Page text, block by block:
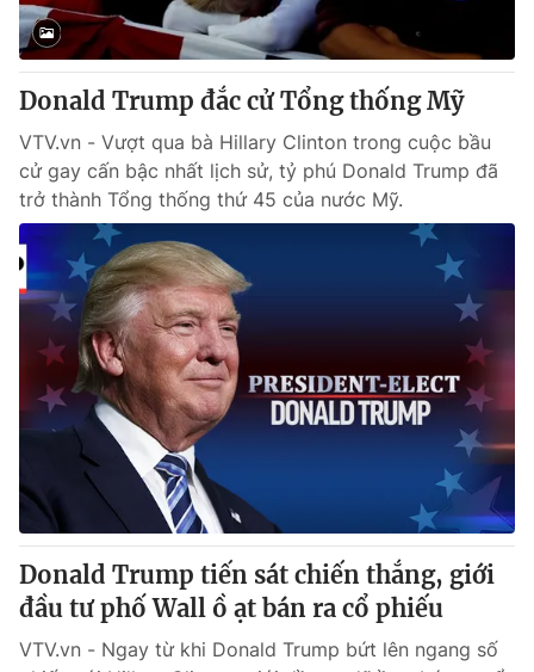
Donald Trump đắc cử Tổng thống Mỹ
VTV.vn - Vượt qua bà Hillary Clinton trong cuộc bầu
cử gay cấn bậc nhất lịch sử, tỷ phú Donald Trump đã
trở thành Tổng thống thứ 45 của nước Mỹ.
Donald Trump tiến sát chiến thắng, giới
đầu tư phố Wall ồ ạt bán ra cổ phiếu
VTV.vn - Ngay từ khi Donald Trump bứt lên ngang số